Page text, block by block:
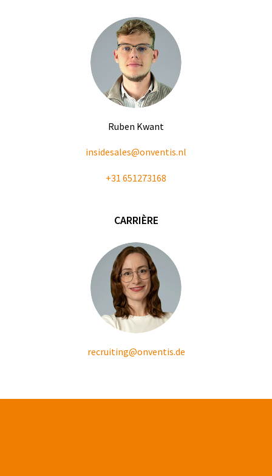
Ruben Kwant
insidesales@onventis.nl
+31 651273168
CARRIÈRE
recruiting@onventis.de